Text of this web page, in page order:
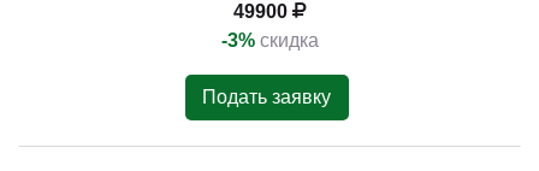
49900
-3% скидка
Подать заявку